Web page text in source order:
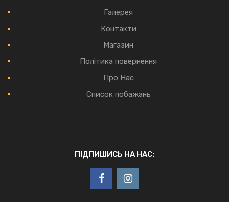
Галерея
Контакти
Магазин
Політика повернення
Про Нас
Список побажань
ПІДПИШИСЬ НА НАС: